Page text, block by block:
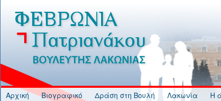
Αρχική Βιογραφικό Δράση στη Βουλή Λακωνία
Η